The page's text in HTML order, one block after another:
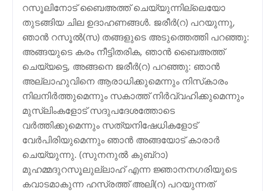
റസൂലിനോട് ബൈഅത്ത് ചെയ്യുന്നില്ലെയോ
തുടങ്ങിയ ചില ഉദാഹണങ്ങള്‍. ജരീര്‍(റ) പറയുന്നു,
ഞാന്‍ റസൂല്‍(സ) തങ്ങളുടെ അടുത്തെത്തി പറഞ്ഞു:
അങ്ങയുടെ കരം നീട്ടിതരിക, ഞാന്‍ ബൈഅത്ത്
ചെയ്യട്ടെ, അങ്ങനെ ജരീര്‍(റ) പറഞ്ഞു: ഞാന്‍
അല്ലാഹുവിനെ ആരാധിക്കുമെന്നും നിസ്‌കാരം
നിലനിര്‍ത്തുമെന്നും സകാത്ത് നിര്‍വ്വഹിക്കുമെന്നും
മുസ്ലിംകളോട് സദുപദേശത്തോടെ
വര്‍ത്തിക്കുമെന്നും സത്യനിഷേധികളോട്
വേര്‍പിരിയുമെന്നും ഞാന്‍ അങ്ങയോട് കാരാര്‍
ചെയ്യുന്നു. (സുനനുല്‍ കുബ്‌റാ)
മുഹമ്മദുറസൂലുല്ലാഹ് എന്ന ജ്ഞാനനഗരിയുടെ
കവാടമാകുന്ന ഹസ്രത്ത് അലി(റ) പറയുന്നത്